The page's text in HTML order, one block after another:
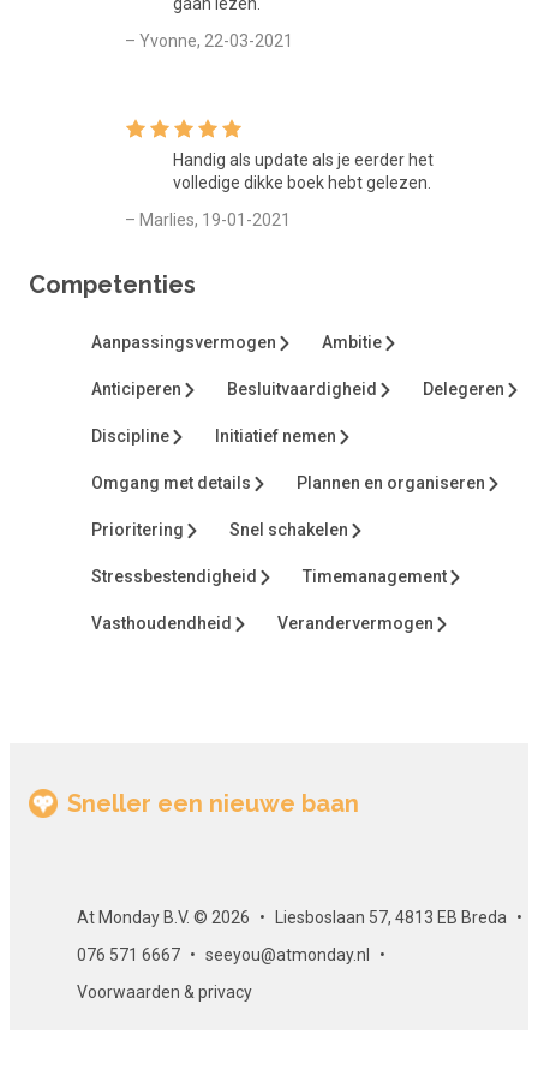
– Yvonne, 22-03-2021
Handig als update als je eerder het
volledige dikke boek hebt gelezen.
– Marlies, 19-01-2021
Competenties
Aanpassingsvermogen Ambitie
Anticiperen Besluitvaardigheid Delegeren
Discipline Initiatief nemen
Omgang met details Plannen en organiseren
Prioritering Snel schakelen
Stressbestendigheid Timemanagement
Vasthoudendheid Verandervermogen
Sneller een nieuwe baan
At Monday B.V. © 2026
Liesboslaan 57, 4813 EB Breda
076 571 6667
seeyou@atmonday.nl
Voorwaarden & privacy